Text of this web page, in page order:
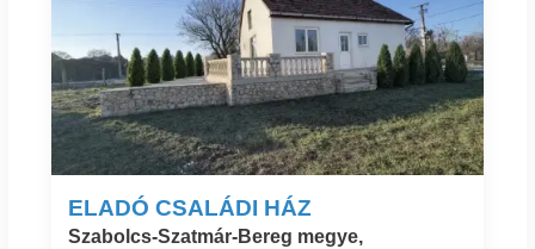
ELADÓ CSALÁDI HÁZ
Szabolcs-Szatmár-Bereg megye,